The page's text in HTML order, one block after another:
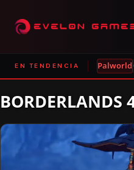
EN TENDENCIA Palworld
BORDERLANDS